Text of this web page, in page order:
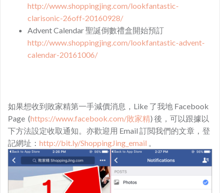
http://www.shoppingjing.com/lookfantastic-
clarisonic-26off-20160928/
Advent Calendar 聖誕倒數禮盒開始預訂
http://www.shoppingjing.com/lookfantastic-advent-
calendar-20161006/
如果想收到敗家精第一手減價消息，Like 了我地 Facebook
Page (https://www.facebook.com/敗家精) 後，可以跟據以
下方法設定收取通知。亦歡迎用 Email 訂閲我們的文章，登
記網址： http://bit.ly/ShoppingJing_email